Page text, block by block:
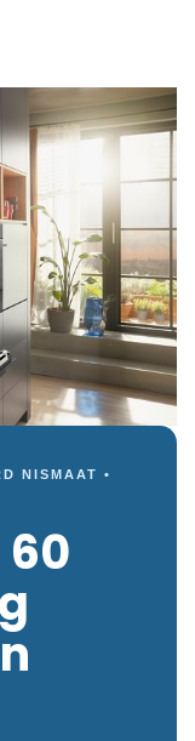
NISMAAT •